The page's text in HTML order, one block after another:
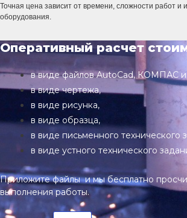
Точная цена зависит от времени, сложности работ и
оборудования.
Оперативный расчет
в виде файлов AutoCad, КОМПАС и
в виде чертежа,
в виде рисунка,
в виде образца,
в виде письменного технического
в виде устного технического
Приложите файлы и мы бесплатно
выполнения работы.